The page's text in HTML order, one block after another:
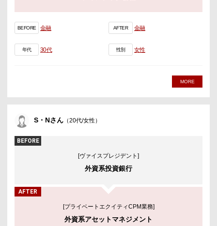
BEFORE 金融 AFTER 金融
年代 30代 性別 女性
MORE
S・Nさん （20代/女性）
BEFORE
[ヴァイスプレジデント]
外資系投資銀行
AFTER
[プライベートエクイティCPM業務]
外資系アセットマネジメント